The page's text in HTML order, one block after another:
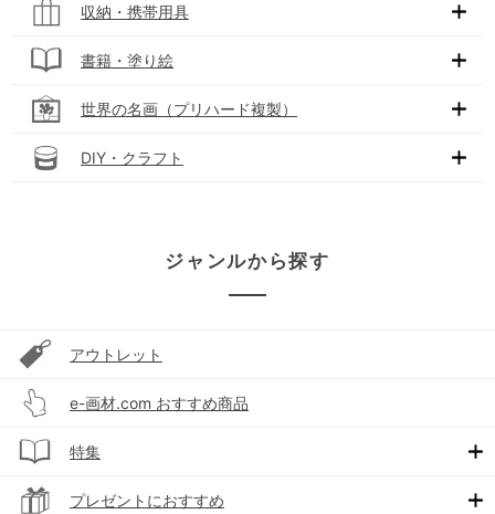
収納・携帯用具
書籍・塗り絵
世界の名画（プリハード複製）
DIY・クラフト
ジャンルから探す
アウトレット
e-画材.com おすすめ商品
特集
プレゼントにおすすめ